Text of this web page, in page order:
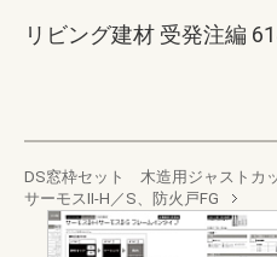
リビング建材 受発注編
DS窓枠セット 木造用ジャストカ
サーモスII-H／S、防火戸FG